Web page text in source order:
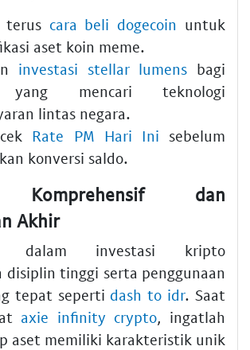
terus cara beli dogecoin untuk
aset koin meme.
investasi stellar lumens bagi
yang mencari teknologi
lintas negara.
Rate PM Hari Ini sebelum
konversi saldo.
Komprehensif dan
Akhir
dalam investasi kripto
disiplin tinggi serta penggunaan
tepat seperti dash to idr. Saat
axie infinity crypto, ingatlah
aset memiliki karakteristik unik